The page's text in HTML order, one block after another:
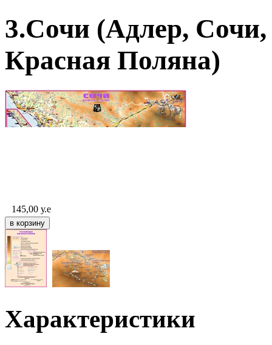
3.Сочи (Адлер, Сочи,
Красная Поляна)
145,00 у.е
Характеристики